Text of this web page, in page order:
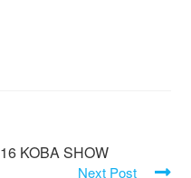
KOBA SHOW
Next Post